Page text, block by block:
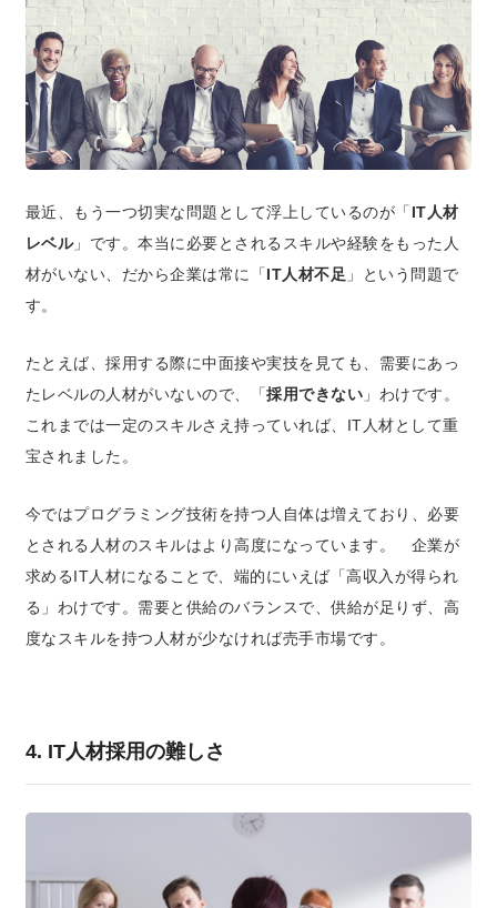
最近、もう一つ切実な問題として浮上しているのが「 IT人材
レベル」です。本当に必要とされるスキルや経験をもった人
材がいない、だから企業は常に「IT人材不足 」という問題で
す。
たとえば、採用する際に中面接や実技を見ても、需要にあっ
たレベルの人材がいないので、「採用できない 」わけです。
これまでは一定のスキルさえ持っていれば、IT人材として重
宝されました。
今ではプログラミング技術を持つ人自体は増えており、必要
とされる人材のスキルはより高度になっています。 企業が
求めるIT人材になることで、端的にいえば「高収入が得られ
る」わけです。需要と供給のバランスで、供給が足りず、高
度なスキルを持つ人材が少なければ売手市場です。
4. IT人材採用の難しさ